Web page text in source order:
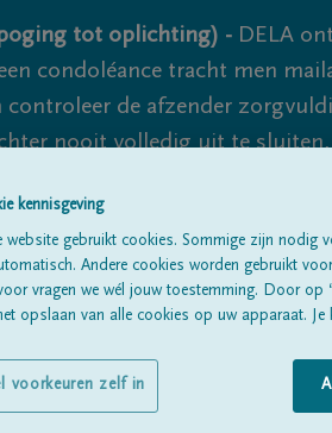
tot oplichting) - DELA
condoléance tracht men
de afzender
nooit volledig uit te
kennisgeving
website gebruikt cookies. Sommige zijn nodig
Andere cookies worden gebruikt
vragen we wél jouw toestemming. Door op
opslaan van alle cookies op uw apparaat. Je
voorkeuren zelf in